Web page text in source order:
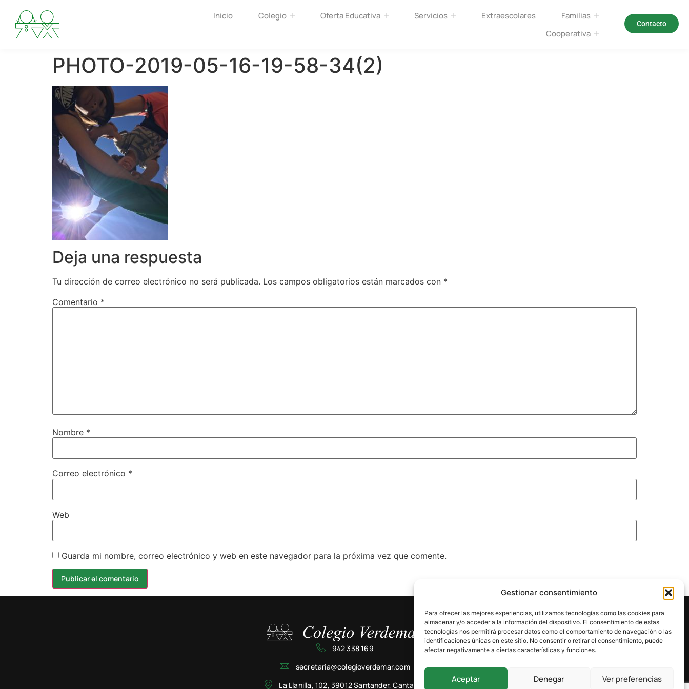
Gestionar consentimiento
Para ofrecer las mejores experiencias, utilizamos tecnologías como las cookies para
almacenar y/o acceder a la información del dispositivo. El consentimiento de estas
tecnologías nos permitirá procesar datos como el comportamiento de navegación o las
identificaciones únicas en este sitio. No consentir o retirar el consentimiento, puede
afectar negativamente a ciertas características y funciones.
Aceptar Denegar Ver preferencias
Inicio Colegio Oferta Educativa Servicios Extraescolares
Familias
Cooperativa
Contacto
PHOTO-2019-05-16-19-58-34(2)
Deja una respuesta
Tu dirección de correo electrónico no será publicada. Los campos obligatorios están marcados con *
Comentario *
Nombre *
Correo electrónico *
Web
Guarda mi nombre, correo electrónico y web en este navegador para la próxima vez que comente.
942 338 169
secretaria@colegioverdemar.com
La Llanilla, 102, 39012 Santander, Cantabria